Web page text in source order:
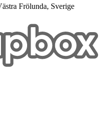
Frölunda, Sverige